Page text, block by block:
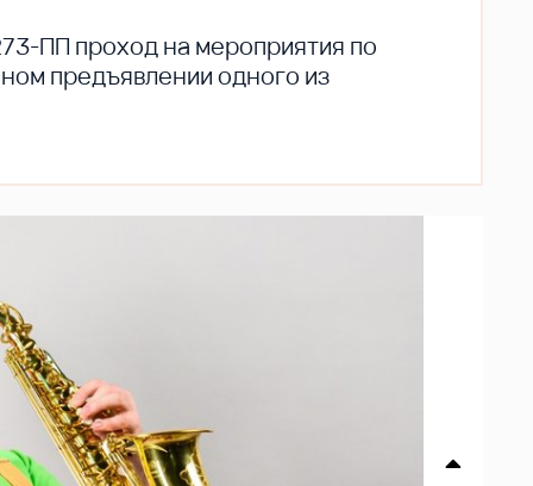
ПП проход на мероприятия по
предъявлении одного из